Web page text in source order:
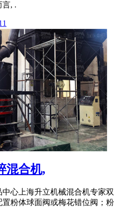
言, .
混合机,
心上海升立机械混合机专家双
粉体球面阀或梅花错位阀；粉